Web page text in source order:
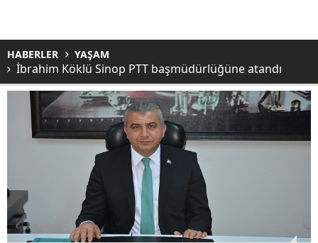
HABERLER YAŞAM
İbrahim Köklü Sinop PTT başmüdürlüğüne atandı